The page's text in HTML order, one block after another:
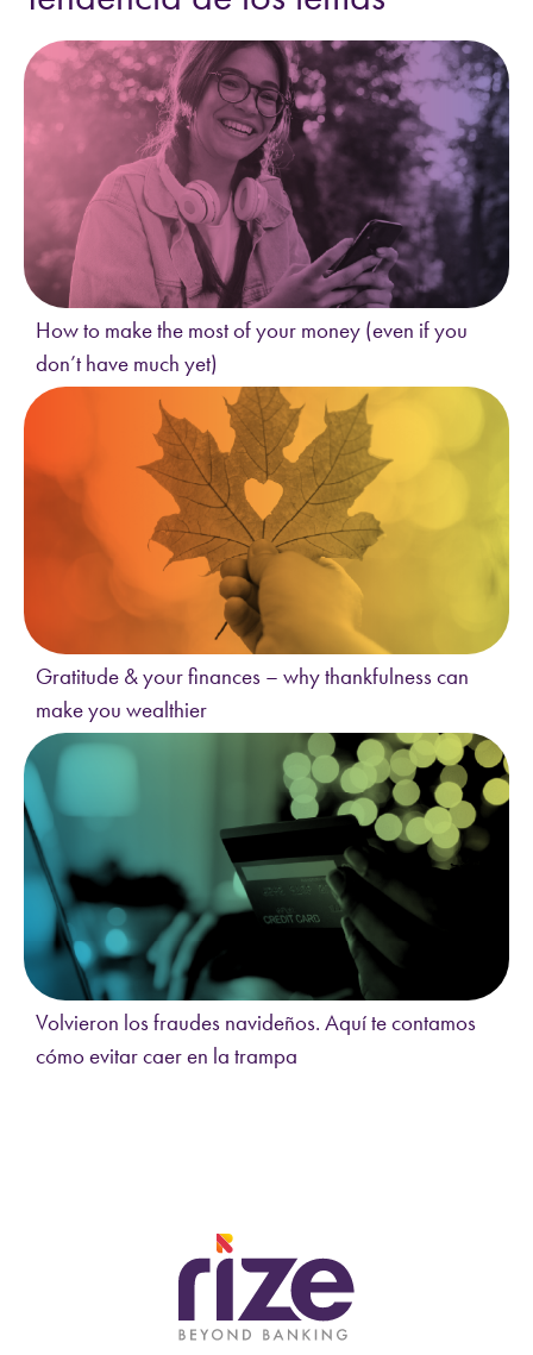
How to make the most of your money (even if you
don’t have much yet)
Gratitude & your finances – why thankfulness can
make you wealthier
Volvieron los fraudes navideños. Aquí te contamos
cómo evitar caer en la trampa